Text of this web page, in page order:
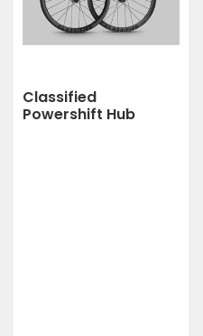
Classified
Powershift Hub